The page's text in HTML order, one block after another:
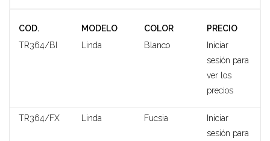
COD. MODELO COLOR
PRECIO
TR364/BI
Linda Blanco
Iniciar
sesión para
ver los
precios
TR364/FX Linda Fucsia
Iniciar
sesión para